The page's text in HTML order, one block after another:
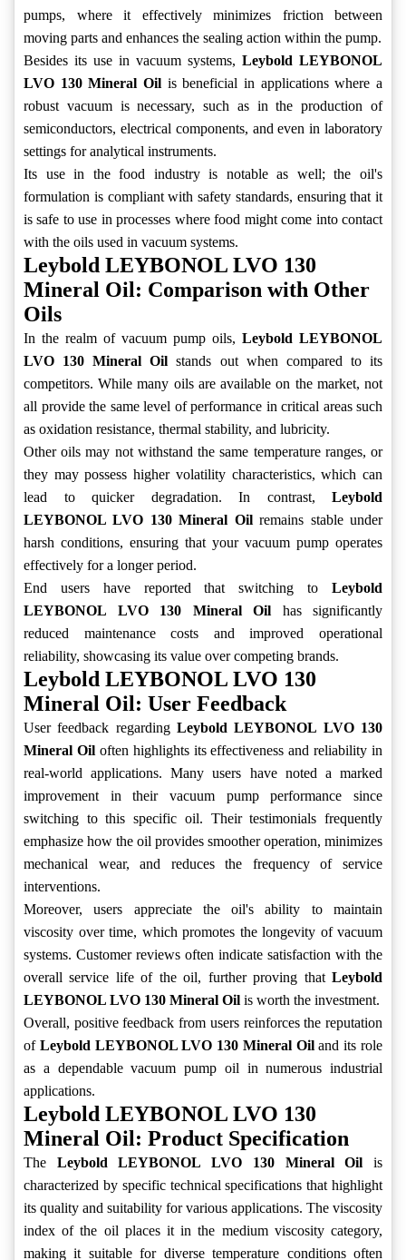
pumps, where it effectively minimizes friction between
moving parts and enhances the sealing action within the pump.
Besides its use in vacuum systems, Leybold LEYBONOL
LVO 130 Mineral Oil is beneficial in applications where a
robust vacuum is necessary, such as in the production of
semiconductors, electrical components, and even in laboratory
settings for analytical instruments.
Its use in the food industry is notable as well; the oil's
formulation is compliant with safety standards, ensuring that it
is safe to use in processes where food might come into contact
with the oils used in vacuum systems.
Leybold LEYBONOL LVO 130
Mineral Oil: Comparison with Other
Oils
In the realm of vacuum pump oils, Leybold LEYBONOL
LVO 130 Mineral Oil stands out when compared to its
competitors. While many oils are available on the market, not
all provide the same level of performance in critical areas such
as oxidation resistance, thermal stability, and lubricity.
Other oils may not withstand the same temperature ranges, or
they may possess higher volatility characteristics, which can
lead to quicker degradation. In contrast, Leybold
LEYBONOL LVO 130 Mineral Oilremains stable under
harsh conditions, ensuring that your vacuum pump operates
effectively for a longer period.
End users have reported that switching to Leybold
LEYBONOL LVO 130 Mineral Oil has significantly
reduced maintenance costs and improved operational
reliability, showcasing its value over competing brands.
Leybold LEYBONOL LVO 130
Mineral Oil: User Feedback
User feedback regarding Leybold LEYBONOL LVO 130
Mineral Oiloften highlights its effectiveness and reliability in
real-world applications. Many users have noted a marked
improvement in their vacuum pump performance since
switching to this specific oil. Their testimonials frequently
emphasize how the oil provides smoother operation, minimizes
mechanical wear, and reduces the frequency of service
interventions.
Moreover, users appreciate the oil's ability to maintain
viscosity over time, which promotes the longevity of vacuum
systems. Customer reviews often indicate satisfaction with the
overall service life of the oil, further proving that Leybold
LEYBONOL LVO 130 Mineral Oil is worth the investment.
Overall, positive feedback from users reinforces the reputation
of Leybold LEYBONOL LVO 130 Mineral Oiland its role
as a dependable vacuum pump oil in numerous industrial
applications.
Leybold LEYBONOL LVO 130
Mineral Oil: Product Specification
The Leybold LEYBONOL LVO 130 Mineral Oil is
characterized by specific technical specifications that highlight
its quality and suitability for various applications. The viscosity
index of the oil places it in the medium viscosity category,
making it suitable for diverse temperature conditions often